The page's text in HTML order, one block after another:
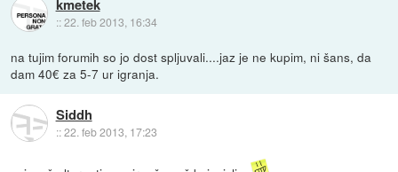
kmetek
::22. feb 2013, 16:34
na tujim forumih so jo dost spljuvali....jaz je ne kupim, ni šans, da
dam 40€ za 5-7 ur igranja.
Siddh
::22. feb 2013, 17:23